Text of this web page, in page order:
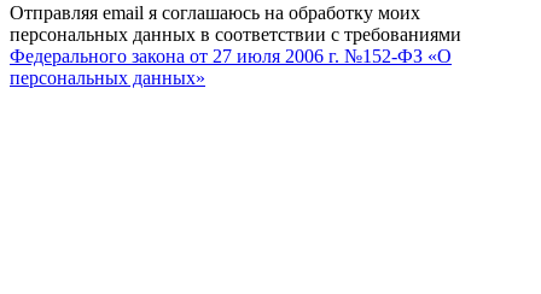
Отправляя email я соглашаюсь на обработку моих
персональных данных в соответствии с требованиями
Федерального закона от 27 июля 2006 г. №152-ФЗ «О
персональных данных»